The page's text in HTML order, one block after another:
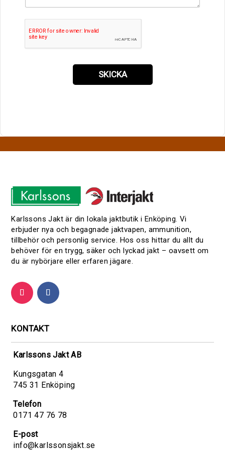
SKICKA
Karlssons Jakt är din lokala jaktbutik i Enköping. Vi
erbjuder nya och begagnade jaktvapen, ammunition,
tillbehör och personlig service. Hos oss hittar du allt du
behöver för en trygg, säker och lyckad jakt – oavsett om
du är nybörjare eller erfaren jägare.
KONTAKT
Karlssons Jakt AB
Kungsgatan 4
745 31 Enköping
Telefon
0171 47 76 78
E-post
info@karlssonsjakt.se